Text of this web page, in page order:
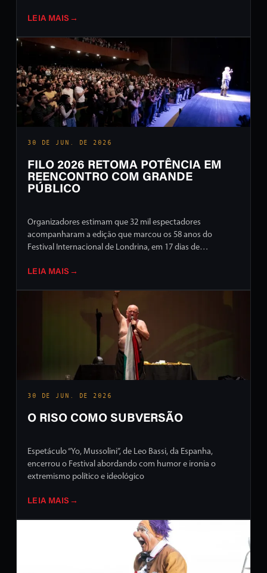
LEIA MAIS →
30 DE JUN. DE 2026
FILO 2026 RETOMA POTÊNCIA EM
REENCONTRO COM GRANDE
PÚBLICO
Organizadores estimam que 32 mil espectadores
acompanharam a edição que marcou os 58 anos do
Festival Internacional de Londrina, em 17 dias de
LEIA MAIS →
30 DE JUN. DE 2026
O RISO COMO SUBVERSÃO
Espetáculo “Yo, Mussolini”, de Leo Bassi, da Espanha,
encerrou o Festival abordando com humor e ironia o
extremismo político e ideológico
LEIA MAIS →